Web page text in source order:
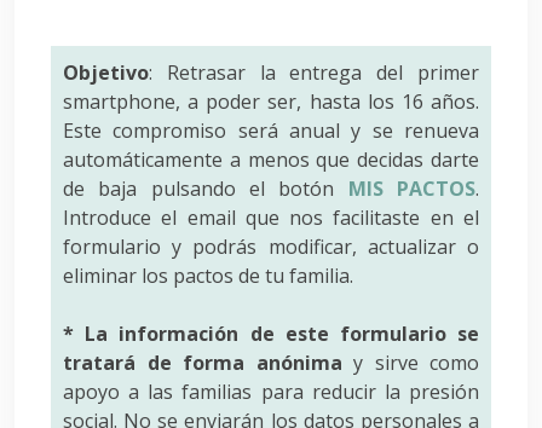
Objetivo: Retrasar la entrega del primer
smartphone, a poder ser, hasta los 16 años.
Este compromiso será anual y se renueva
automáticamente a menos que decidas darte
de baja pulsando el botón MIS PACTOS.
Introduce el email que nos facilitaste en el
formulario y podrás modificar, actualizar o
eliminar los pactos de tu familia.
* La información de este formulario se
tratará de forma anónima y sirve como
apoyo a las familias para reducir la presión
social. No se enviarán los datos personales a